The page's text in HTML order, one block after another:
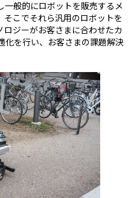
般的にロボットを販売するメ
そこでそれら汎用のロボットを
ジーがお客さまに合わせたカ
化を行い、お客さまの課題解決